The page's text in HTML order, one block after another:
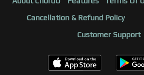
Cancellation & Refund Policy
Customer Support